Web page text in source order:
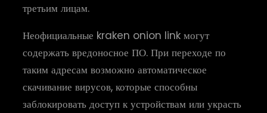
третьим лицам.
Неофициальные kraken onion link могут
содержать вредоносное ПО. При переходе по
таким адресам возможно автоматическое
скачивание вирусов, которые способны
заблокировать доступ к устройствам или украсть